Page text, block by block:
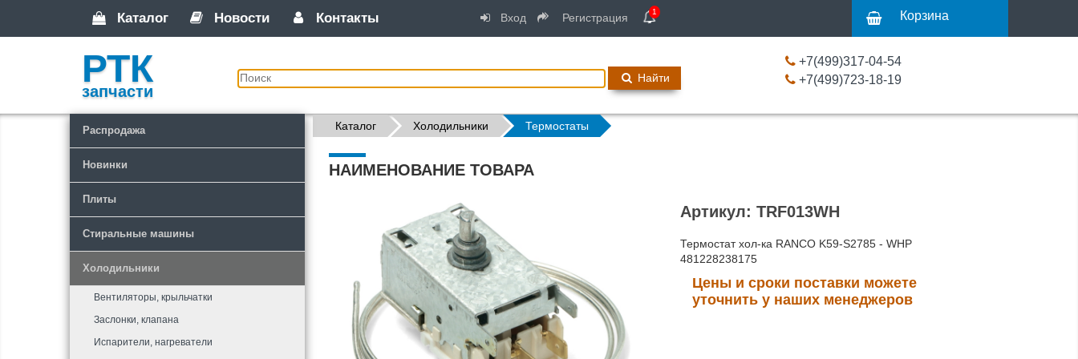
Каталог Новости Контакты Вход Регистрация 1 Корзина
РТК
запчасти
Найти
+7(499)317-04-54
+7(499)723-18-19
Распродажа
Новинки
Плиты
Стиральные машины
Холодильники
Вентиляторы, крыльчатки
Заслонки, клапана
Испарители, нагреватели
Каталог Холодильники Термостаты
НАИМЕНОВАНИЕ ТОВАРА
Артикул: TRF013WH
Термостат хол-ка RANCO K59-S2785 - WHP
481228238175
Цены и сроки поставки можете
уточнить у наших менеджеров